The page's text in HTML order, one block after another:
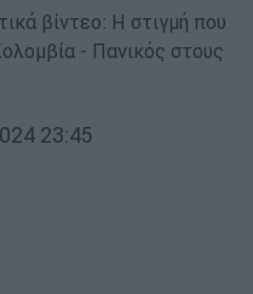
βίντεο: Η στιγμή που
- Πανικός στους
23:45